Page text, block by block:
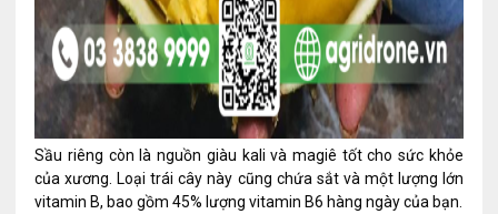
Sầu riêng còn là nguồn giàu kali và magiê tốt cho sức khỏe
của xương. Loại trái cây này cũng chứa sắt và một lượng lớn
vitamin B, bao gồm 45% lượng vitamin B6 hàng ngày của bạn.